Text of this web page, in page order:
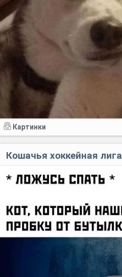
Картинки
Кошачья хоккейная лига